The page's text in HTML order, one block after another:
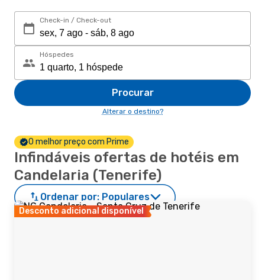
Check-in / Check-out
Hóspedes
Procurar
Alterar o destino?
O melhor preço com Prime
Infindáveis ofertas de hotéis em
Candelaria (Tenerife)
Ordenar por: Populares
Desconto adicional disponível